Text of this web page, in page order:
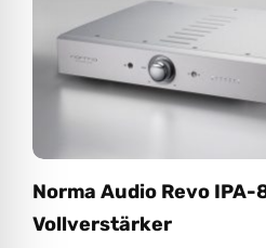
Norma Audio Revo IPA-
Vollverstärker